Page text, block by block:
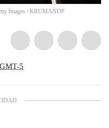
Images / KRUMANOP
GMT-5